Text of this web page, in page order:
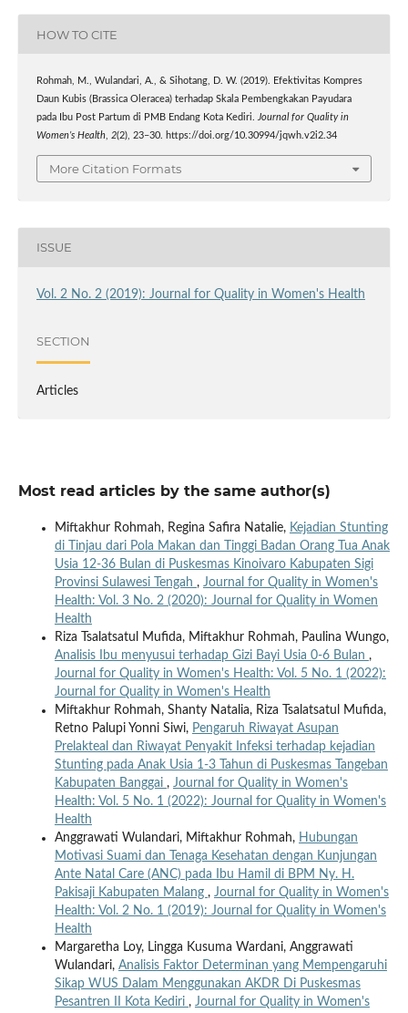
HOW TO CITE
Rohmah, M., Wulandari, A., & Sihotang, D. W. (2019). Efektivitas Kompres
Daun Kubis (Brassica Oleracea) terhadap Skala Pembengkakan Payudara
pada Ibu Post Partum di PMB Endang Kota Kediri. Journal for Quality in
Women’s Health, 2(2), 23–30. https://doi.org/10.30994/jqwh.v2i2.34
More Citation Formats
ISSUE
Vol. 2 No. 2 (2019): Journal for Quality in Women's Health
SECTION
Articles
Most read articles by the same author(s)
Miftakhur Rohmah, Regina Safira Natalie, Kejadian Stunting
di Tinjau dari Pola Makan dan Tinggi Badan Orang Tua Anak
Usia 12-36 Bulan di Puskesmas Kinoivaro Kabupaten Sigi
Provinsi Sulawesi Tengah , Journal for Quality in Women's
Health: Vol. 3 No. 2 (2020): Journal for Quality in Women
Health
Riza Tsalatsatul Mufida, Miftakhur Rohmah, Paulina Wungo,
Analisis Ibu menyusui terhadap Gizi Bayi Usia 0-6 Bulan ,
Journal for Quality in Women's Health: Vol. 5 No. 1 (2022):
Journal for Quality in Women's Health
Miftakhur Rohmah, Shanty Natalia, Riza Tsalatsatul Mufida,
Retno Palupi Yonni Siwi, Pengaruh Riwayat Asupan
Prelakteal dan Riwayat Penyakit Infeksi terhadap kejadian
Stunting pada Anak Usia 1-3 Tahun di Puskesmas Tangeban
Kabupaten Banggai , Journal for Quality in Women's
Health: Vol. 5 No. 1 (2022): Journal for Quality in Women's
Health
Anggrawati Wulandari, Miftakhur Rohmah, Hubungan
Motivasi Suami dan Tenaga Kesehatan dengan Kunjungan
Ante Natal Care (ANC) pada Ibu Hamil di BPM Ny. H.
Pakisaji Kabupaten Malang , Journal for Quality in Women's
Health: Vol. 2 No. 1 (2019): Journal for Quality in Women's
Health
Margaretha Loy, Lingga Kusuma Wardani, Anggrawati
Wulandari, Analisis Faktor Determinan yang Mempengaruhi
Sikap WUS Dalam Menggunakan AKDR Di Puskesmas
Pesantren II Kota Kediri , Journal for Quality in Women's